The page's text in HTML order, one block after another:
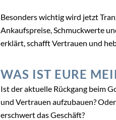
Besonders wichtig wird jetzt
Ankaufspreise, Schmuckwerte
erklärt, schafft Vertrauen und
WAS IST EURE
Ist der aktuelle Rückgang beim
und Vertrauen aufzubauen?
erschwert das Geschäft?